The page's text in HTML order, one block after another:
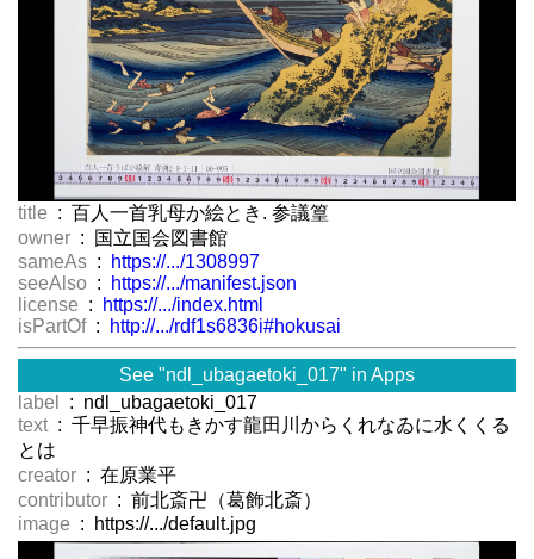
title : 百人一首乳母か絵とき. 参議篁
owner : 国立国会図書館
sameAs :
https://.../1308997
seeAlso :
https://.../manifest.json
license :
https://.../index.html
isPartOf : http://.../rdf1s6836i#hokusai
See "ndl_ubagaetoki_017" in Apps
label
: ndl_ubagaetoki_017
text : 千早振神代もきかす龍田川からくれなゐに水くくる
とは
creator : 在原業平
contributor : 前北斎卍（葛飾北斎）
image : https://.../default.jpg